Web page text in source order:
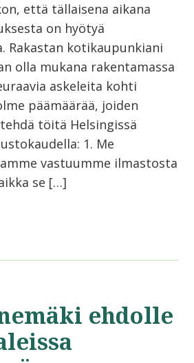
että tällaisena aikana
on hyötyä
Rakastan kotikaupunkiani
olla mukana rakentamassa
askeleita kohti
päämäärää, joiden
töitä Helsingissä
1. Me
vastuumme ilmastosta
se […]
ehdolle